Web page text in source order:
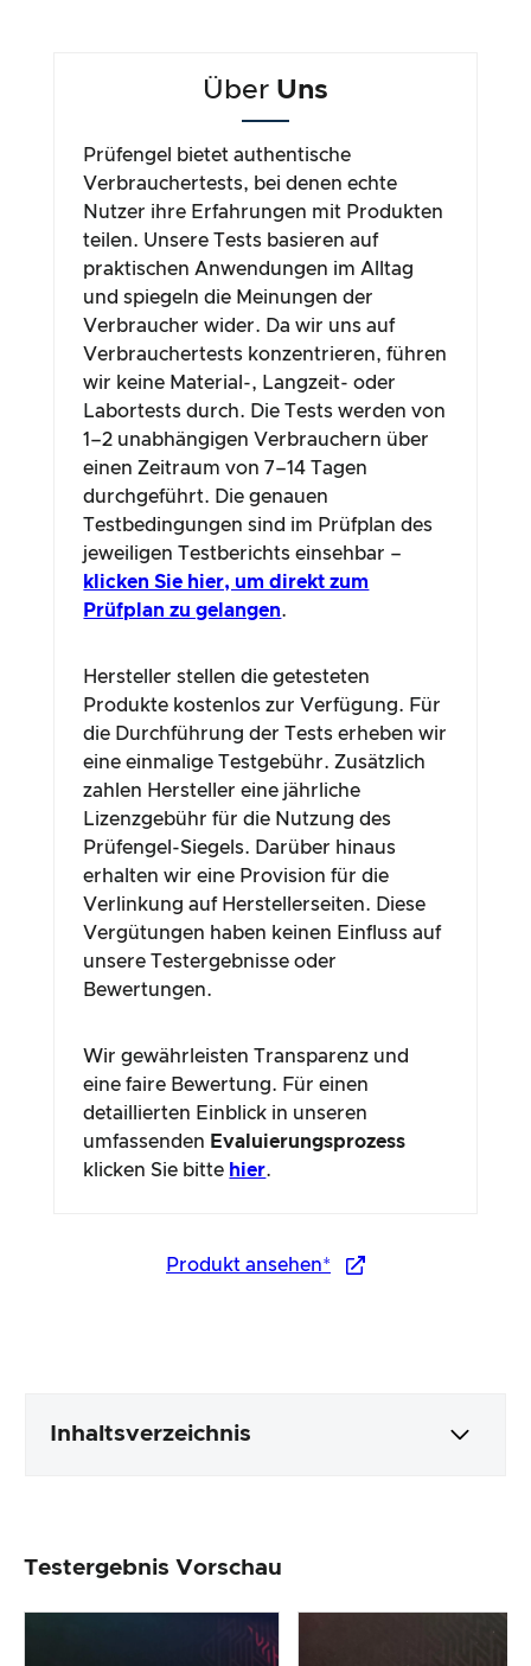
Über Uns
Prüfengel bietet authentische
Verbrauchertests, bei denen echte
Nutzer ihre Erfahrungen mit Produkten
teilen. Unsere Tests basieren auf
praktischen Anwendungen im Alltag
und spiegeln die Meinungen der
Verbraucher wider. Da wir uns auf
Verbrauchertests konzentrieren, führen
wir keine Material-, Langzeit- oder
Labortests durch. Die Tests werden von
1–2 unabhängigen Verbrauchern über
einen Zeitraum von 7–14 Tagen
durchgeführt. Die genauen
Testbedingungen sind im Prüfplan des
jeweiligen Testberichts einsehbar –
klicken Sie hier, um direkt zum
Prüfplan zu gelangen.
Hersteller stellen die getesteten
Produkte kostenlos zur Verfügung. Für
die Durchführung der Tests erheben wir
eine einmalige Testgebühr. Zusätzlich
zahlen Hersteller eine jährliche
Lizenzgebühr für die Nutzung des
Prüfengel-Siegels. Darüber hinaus
erhalten wir eine Provision für die
Verlinkung auf Herstellerseiten. Diese
Vergütungen haben keinen Einfluss auf
unsere Testergebnisse oder
Bewertungen.
Wir gewährleisten Transparenz und
eine faire Bewertung. Für einen
detaillierten Einblick in unseren
umfassenden Evaluierungsprozess
klicken Sie bitte hier.
Produkt ansehen*
Inhaltsverzeichnis
Produktverarbeitung & Erscheinungsbild
Testergebnis Vorschau